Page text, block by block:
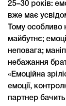
25–30 років:
вже має
Тому
майбутнє;
неповага;
небажання
«Емоційна
емоції,
партнер